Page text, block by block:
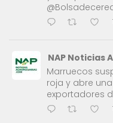
NAP Noticias
Marruecos
roja y abre
exportadores